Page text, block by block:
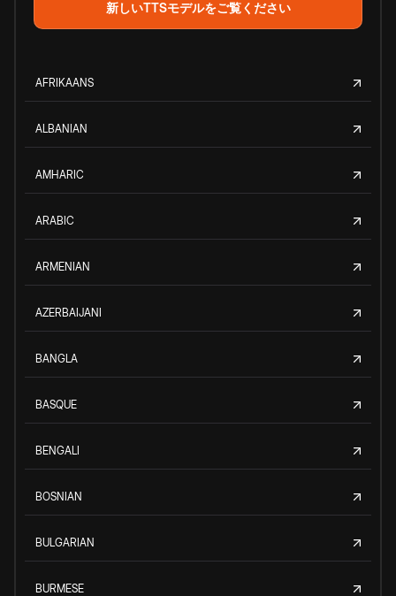
新しいTTSモデルをご覧ください
AFRIKAANS
ALBANIAN
AMHARIC
ARABIC
ARMENIAN
AZERBAIJANI
BANGLA
BASQUE
BENGALI
BOSNIAN
BULGARIAN
BURMESE